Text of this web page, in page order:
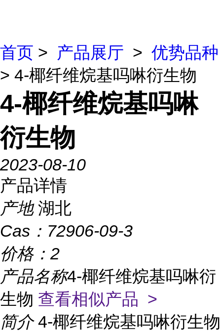
首页 > 产品展厅 > 优势品种
> 4-椰纤维烷基吗啉衍生物
4-椰纤维烷基吗啉
衍生物
2023-08-10
产品详情
产地 湖北
Cas： 72906-09-3
价格： 2
产品名称4-椰纤维烷基吗啉衍
生物 查看相似产品 >
简介 4-椰纤维烷基吗啉衍生物